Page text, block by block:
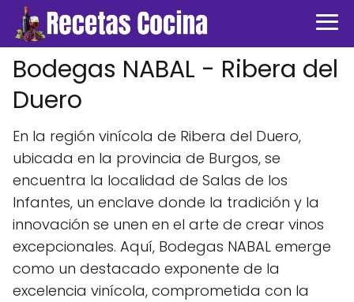
Bodegas NABAL - Ribera del
Duero
En la región vinícola de Ribera del Duero,
ubicada en la provincia de Burgos, se
encuentra la localidad de Salas de los
Infantes, un enclave donde la tradición y la
innovación se unen en el arte de crear vinos
excepcionales. Aquí, Bodegas NABAL emerge
como un destacado exponente de la
excelencia vinícola, comprometida con la